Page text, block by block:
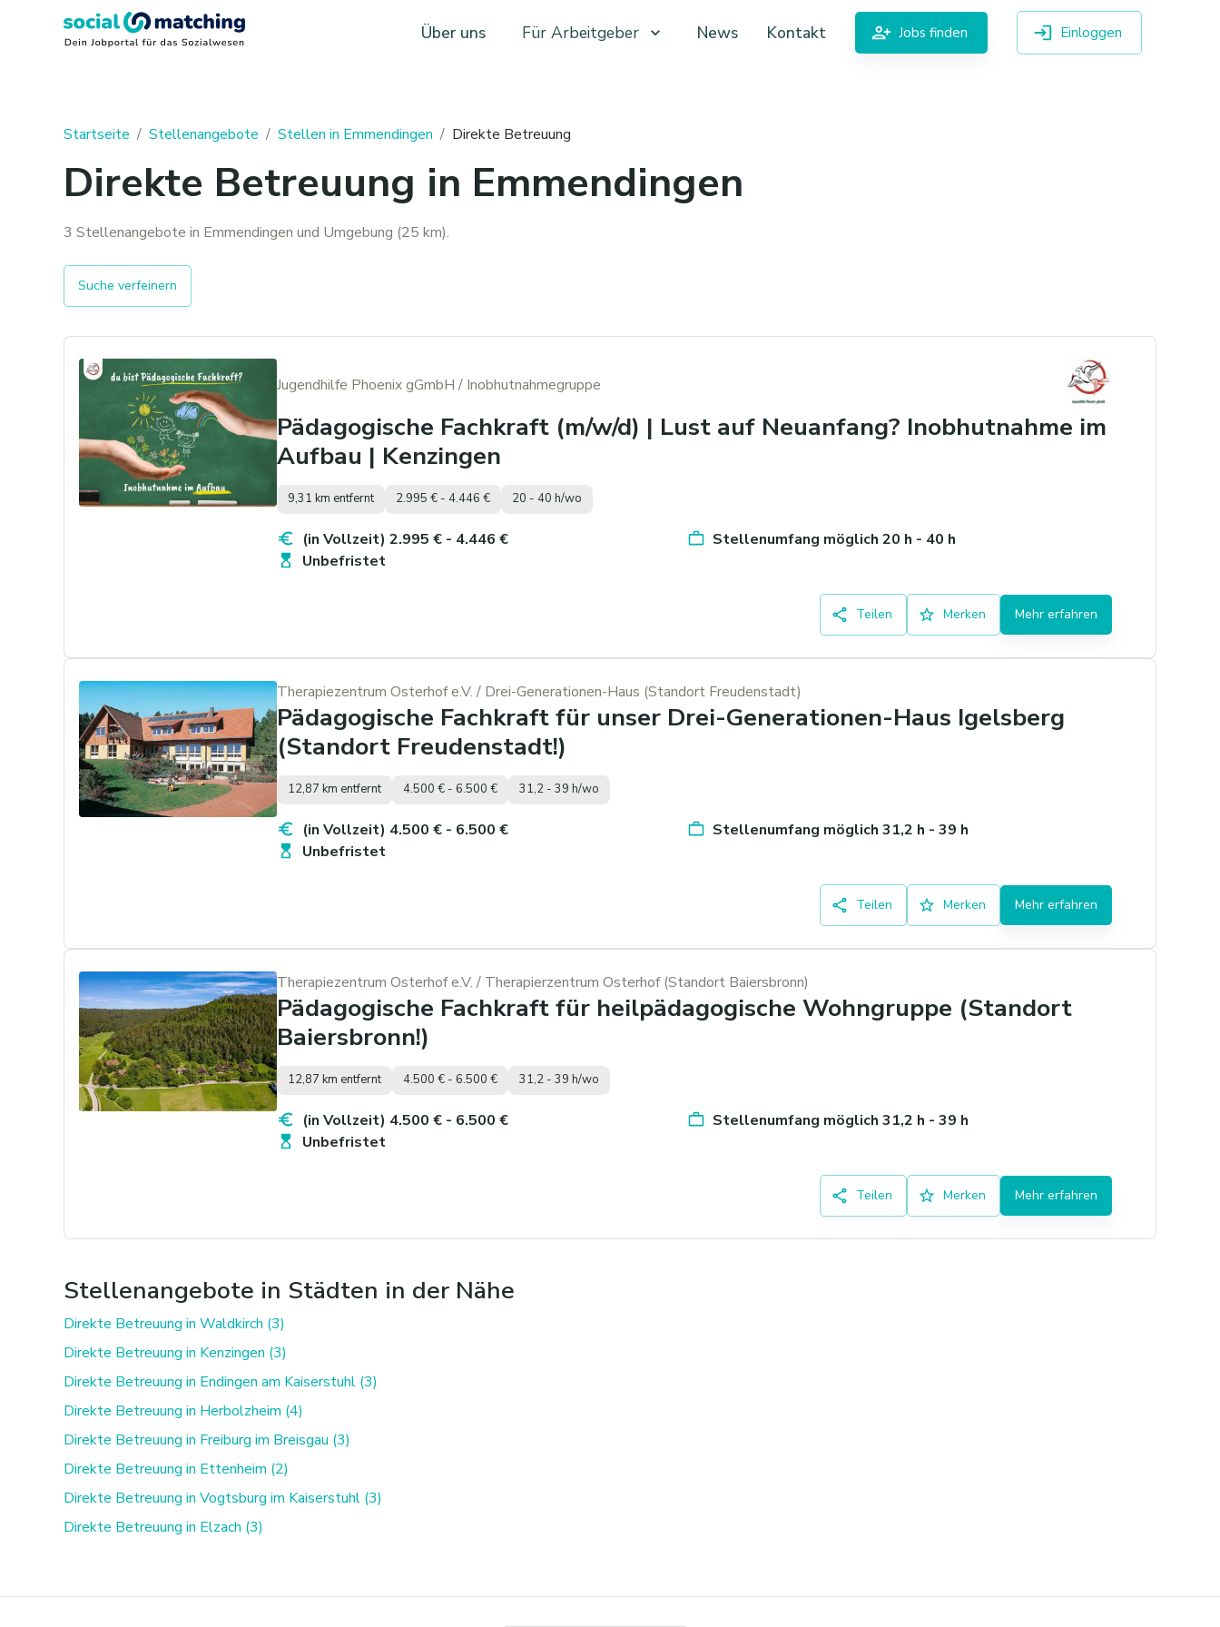
Über uns Für Arbeitgeber News Kontakt Jobs finden Einloggen
Startseite / Stellenangebote / Stellen in Emmendingen / Direkte Betreuung
Direkte Betreuung in Emmendingen
3 Stellenangebote in Emmendingen und Umgebung (25 km).
Suche verfeinern
Jugendhilfe Phoenix gGmbH / Inobhutnahmegruppe
Pädagogische Fachkraft (m/w/d) | Lust auf Neuanfang? Inobhutnahme im
Aufbau | Kenzingen
9,31 km entfernt 2.995 € - 4.446 € 20 - 40 h/wo
(in Vollzeit) 2.995 € - 4.446 €
Stellenumfang möglich 20 h - 40 h
Unbefristet
Teilen Merken Mehr erfahren
Therapiezentrum Osterhof e.V. / Drei-Generationen-Haus (Standort Freudenstadt)
Pädagogische Fachkraft für unser Drei-Generationen-Haus Igelsberg
(Standort Freudenstadt!)
12,87 km entfernt 4.500 € - 6.500 € 31,2 - 39 h/wo
(in Vollzeit) 4.500 € - 6.500 €
Stellenumfang möglich 31,2 h - 39 h
Unbefristet
Teilen Merken Mehr erfahren
Therapiezentrum Osterhof e.V. / Therapierzentrum Osterhof (Standort Baiersbronn)
Pädagogische Fachkraft für heilpädagogische Wohngruppe (Standort
Baiersbronn!)
12,87 km entfernt 4.500 € - 6.500 € 31,2 - 39 h/wo
(in Vollzeit) 4.500 € - 6.500 €
Stellenumfang möglich 31,2 h - 39 h
Unbefristet
Teilen Merken Mehr erfahren
Stellenangebote in Städten in der Nähe
Direkte Betreuung in Waldkirch (3)
Direkte Betreuung in Kenzingen (3)
Direkte Betreuung in Endingen am Kaiserstuhl (3)
Direkte Betreuung in Herbolzheim (4)
Direkte Betreuung in Freiburg im Breisgau (3)
Direkte Betreuung in Ettenheim (2)
Direkte Betreuung in Vogtsburg im Kaiserstuhl (3)
Direkte Betreuung in Elzach (3)